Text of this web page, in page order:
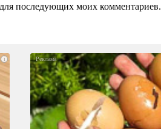
последующих моих комментариев.
i